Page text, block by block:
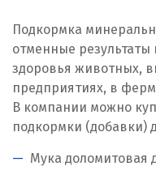
Ижевск
Иркутск
Ишим
Подкормка
отменные
здоровья животных,
предприятиях, в
В компании можно
подкормки (добавки)
Мука доломитовая